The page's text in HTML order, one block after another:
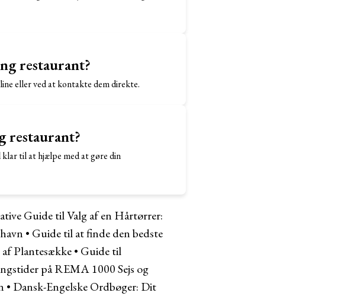
restaurant?
eller ved at kontakte dem direkte.
restaurant?
til at hjælpe med at gøre din
Guide til Valg af en Hårtørrer:
• Guide til at finde den bedste
Plantesække• Guide til
på REMA 1000 Sejs og
• Dansk-Engelske Ordbøger: Dit